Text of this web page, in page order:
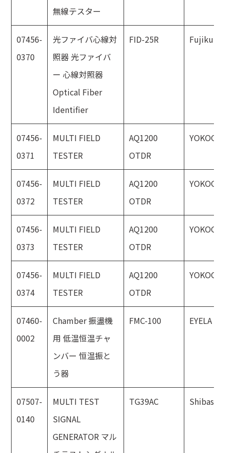
無線テスター
07456-
0370
光ファイバ心線対
照器 光ファイバ
ー 心線対照器
Optical Fiber
Identifier
FID-25R Fujikura
07456-
0371
MULTI FIELD
TESTER
AQ1200
OTDR
07456-
0372
MULTI FIELD
TESTER
AQ1200
OTDR
07456-
0373
MULTI FIELD
TESTER
AQ1200
OTDR
07456-
0374
MULTI FIELD
TESTER
AQ1200
OTDR
07460-
0002
Chamber 振盪機
用 低温恒温チャ
ンバー 恒温振と
う器
FMC-100 EYELA
07507-
0140
MULTI TEST
SIGNAL
GENERATOR マル
TG39AC